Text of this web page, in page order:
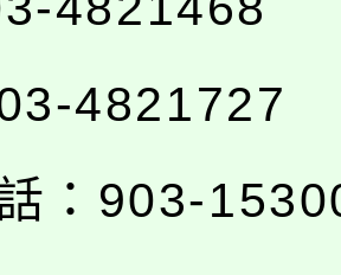
4821727
：903-